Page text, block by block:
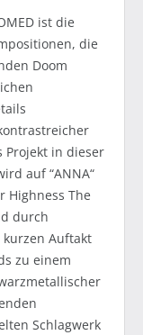
ist die
die
Doom
Projekt in dieser
auf “ANNA“
Highness The
durch
Auftakt
zu einem
Schlagwerk